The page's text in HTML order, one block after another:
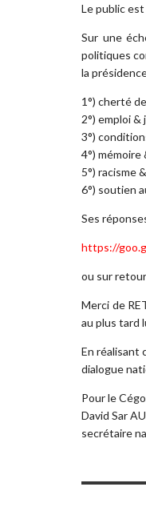
Le public
Sur une
politiques
la
1°) cherté
2°) emploi
3°)
4°)
5°) racisme
6°) soutien
Ses
https://
ou sur
Merci de
au plus tard
En réalisant
dialogue
Pour le
David Sar
secrétaire